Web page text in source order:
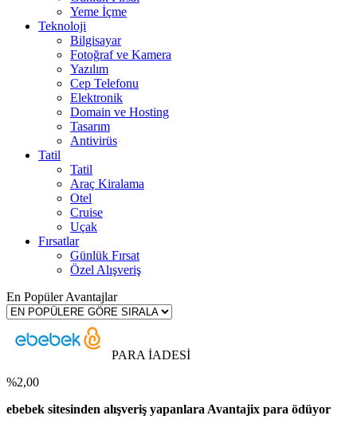
Yeme İçme
Teknoloji
Bilgisayar
Fotoğraf ve Kamera
Yazılım
Cep Telefonu
Elektronik
Domain ve Hosting
Tasarım
Antivirüs
Tatil
Tatil
Araç Kiralama
Otel
Cruise
Uçak
Fırsatlar
Günlük Fırsat
Özel Alışveriş
En Popüler Avantajlar
PARA İADESİ
%2,00
ebebek sitesinden alışveriş yapanlara Avantajix para ödüyor